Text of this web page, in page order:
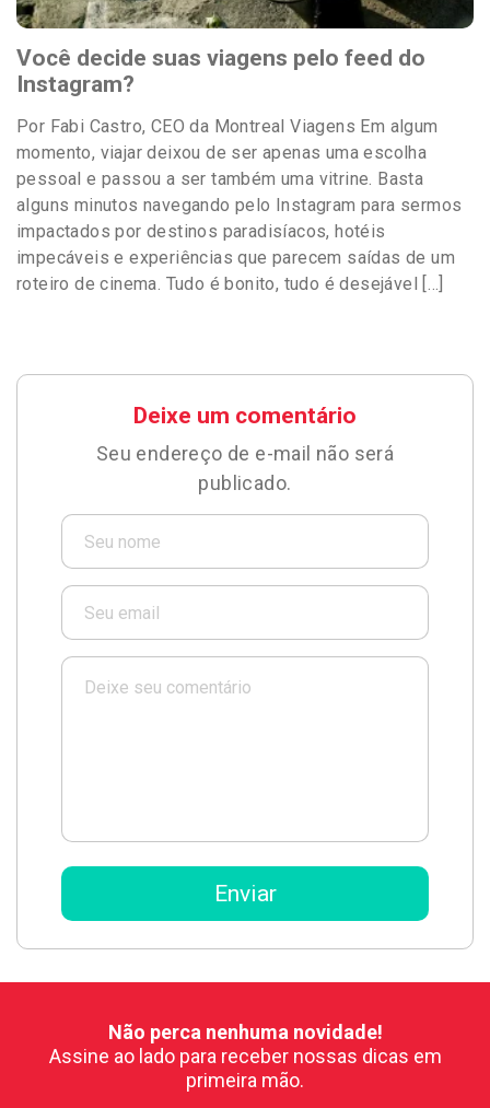
Você decide suas viagens pelo feed do
Instagram?
Por Fabi Castro, CEO da Montreal Viagens Em algum
momento, viajar deixou de ser apenas uma escolha
pessoal e passou a ser também uma vitrine. Basta
alguns minutos navegando pelo Instagram para sermos
impactados por destinos paradisíacos, hotéis
impecáveis e experiências que parecem saídas de um
roteiro de cinema. Tudo é bonito, tudo é desejável […]
Deixe um comentário
Seu endereço de e-mail não será
publicado.
Não perca nenhuma novidade!
Assine ao lado para receber nossas dicas em
primeira mão.